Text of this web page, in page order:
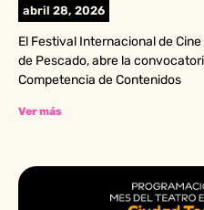
abril 28, 2026
El Festival Internacional de
de Pescado, abre la
Competencia de Contenidos
Ver más